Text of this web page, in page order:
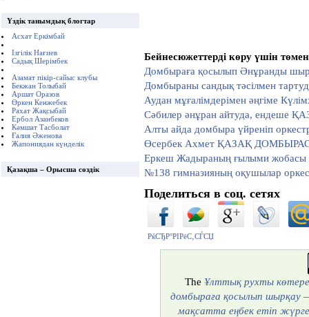
Үздік танымдық блогтар
Асхат Еркімбай
Ізгілік Нағиев
Садық Шерімбек
Азамат пікір-сайыс клубы
Бекжан Толыбай
Аршат Оразов
Өркен Кенжебек
Рахат Жақсыбай
Ербол Азанбеков
Кәмшат Тасболат
Ғалия Әженова
Жапониядан күнделік
Қазақша – Орысша сөздік
Бейнесюжеттерді көру үшін
Домбыраға қосылып Әнұранды
Домбыраны сандық тәсілмен
Аудан мұғалімдерімен әңгіме
Сәбилер әнұран айтуда, ендеше
Алты айда домбыра үйреніп
Өсербек Ахмет ҚАЗАҚ
Еркеш Жадыраның ғылыми жобасы
№138 гимназияның оқушылар
Поделиться в соц. сетях
РќСЂР°РІРёС‚СЃСЏ
The Ұлттық рухты
домбыраға қосылып шырқау
мақсатта еңбек етіп